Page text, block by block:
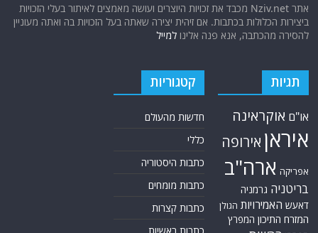
אתר Nziv.net מכבד את זכויות היוצרים ועושה מאמצים לאיתור בעלי הזכויות
ביצירות הכלולות בכתבות. אם זיהית יצירה שאתה בעל הזכויות בה ואתה מעוניין
להסירה מהכתבה, אנא פנה אלינולמייל
תגיות
או"ם אוקראינה
איראן אירופה
אפריקה ארה"ב
בריטניה גרמניה
דאעש האמירויות הגולן
המזרח התיכון המפרץ
קטגוריות
חדשות מהעולם
כללי
כתבות היסטוריה
כתבות מומחים
כתבות קצרות